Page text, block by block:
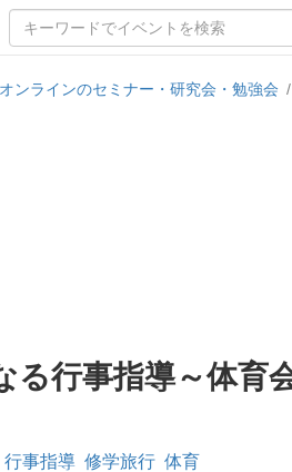
オンラインのセミナー・研究会・勉強会 /
る行事指導～体育
行事指導 修学旅行 体育